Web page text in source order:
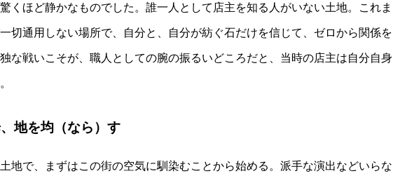
くほど静かなものでした。誰一人として店主を知る人がいない土地。これま
切通用しない場所で、自分と、自分が紡ぐ石だけを信じて、ゼロから関係を
な戦いこそが、職人としての腕の振るいどころだと、当時の店主は自分自身
地を均（なら）す
地で、まずはこの街の空気に馴染むことから始める。派手な演出などいらな